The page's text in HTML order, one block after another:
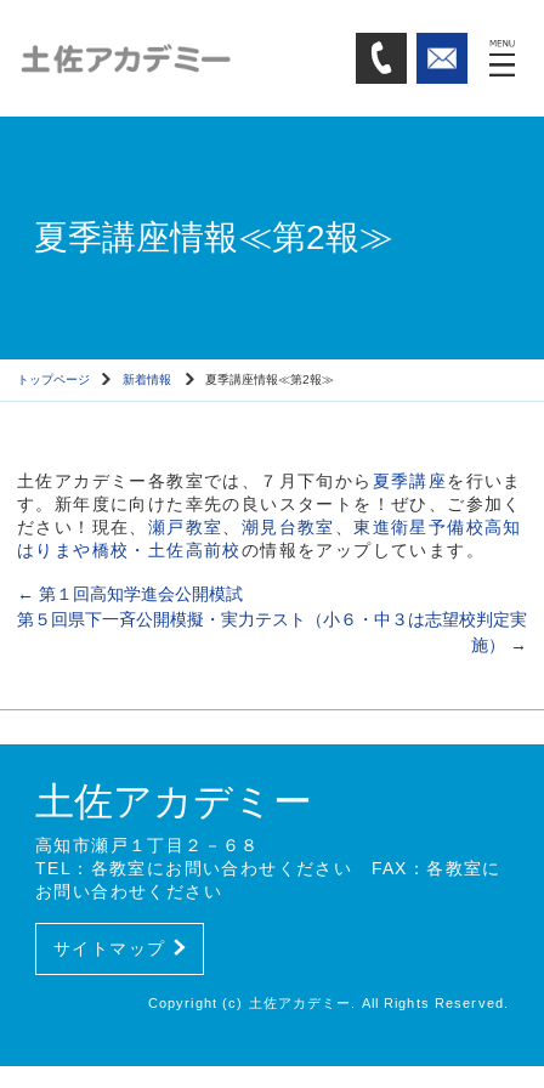
夏季講座情報≪第2報≫
トップページ 新着情報 夏季講座情報≪第2報≫
土佐アカデミー各教室では、７月下旬から 夏季講座を行いま
す。新年度に向けた幸先の良いスタートを！ぜひ、ご参加く
ださい！現在、 瀬戸教室 潮見台教室 、東進衛星予備校高知
はりまや橋校・土佐高前校の情報をアップしています。
← 第１回高知学進会公開模試
第５回県下一斉公開模擬・実力テスト（小６・中３は志望校判定実
施）
→
土佐アカデミー
高知市瀬戸１丁目２－６８
TEL：各教室にお問い合わせください FAX：各教室に
お問い合わせください
サイトマップ
Copyright (c) 土佐アカデミー. All Rights Reserved.